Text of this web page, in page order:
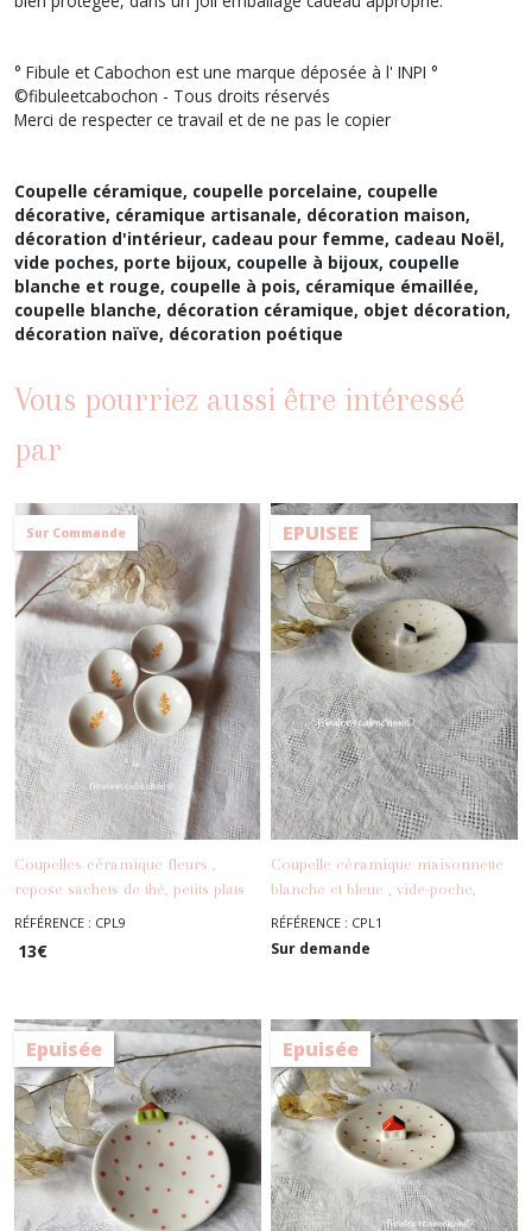
° Fibule et Cabochon est une marque déposée à l' INPI °
©fibuleetcabochon - Tous droits réservés
Merci de respecter ce travail et de ne pas le copier
Coupelle céramique, coupelle porcelaine, coupelle
décorative, céramique artisanale, décoration maison,
décoration d'intérieur, cadeau pour femme, cadeau Noël,
vide poches, porte bijoux, coupelle à bijoux, coupelle
blanche et rouge, coupelle à pois, céramique émaillée,
coupelle blanche, décoration céramique, objet décoration,
décoration naïve, décoration poétique
Vous pourriez aussi être intéressé
par
Sur Commande
Coupelles céramique fleurs ,
repose sachets de thé, petits plats
céramique
-Coupelles - Vide
RÉFÉRENCE : CPL9
13€
EPUISEE
Coupelle céramique maisonnette
blanche et bleue , vide-poche,
porte-bijoux, porcelaine émaillée
RÉFÉRENCE : CPL1
Sur demande
Epuisée Epuisée